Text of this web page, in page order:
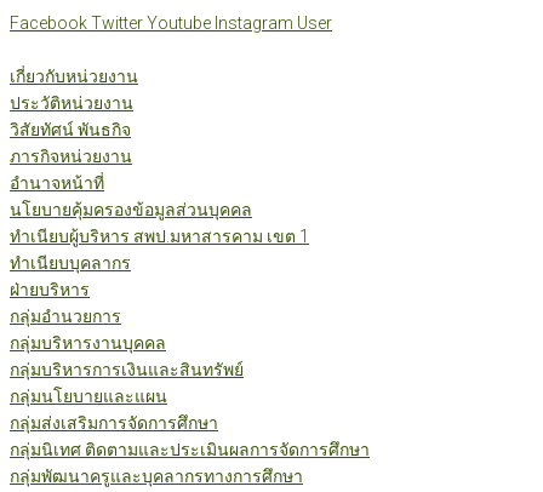
Skip
content
FacebookTwitterYoutube Instagram User
เกี่ยวกับหน่วยงาน
ประวัติหน่วยงาน
วิสัยทัศน์ พันธกิจ
ภารกิจหน่วยงาน
อำนาจหน้าที่
นโยบายคุ้มครองข้อมูลส่วนบุคคล
ทำเนียบผู้บริหาร สพป.มหาสารคาม เขต 1
ทำเนียบบุคลากร
ฝ่ายบริหาร
กลุ่มอำนวยการ
กลุ่มบริหารงานบุคคล
กลุ่มบริหารการเงินและสินทรัพย์
กลุ่มนโยบายและแผน
กลุ่มส่งเสริมการจัดการศึกษา
กลุ่มนิเทศ ติดตามและประเมินผลการจัดการศึกษา
กลุ่มพัฒนาครูและบุคลากรทางการศึกษา